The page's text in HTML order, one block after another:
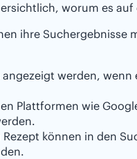
worum es auf
ihre Suchergebnisse
werden,
Plattformen wie
können in den